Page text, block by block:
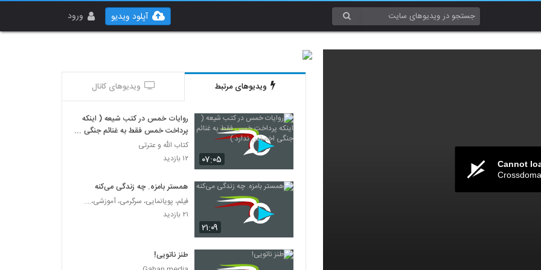
ورود آپلود ویدیو
Cannot
ویدیوهای مرتبط ویدیوهای کانال
۰۷:۰۵
روایات خمس در کتب شیعه ( اینکه
پرداخت خمس فقط به غنائم جنگی
اخصاص ندارد )
کتاب الله و عترتی
۱۲ بازدید
۲۱:۰۹
همستر بامزه. چه زندگی می‌کنه
فیلم، پویانمایی، سرگرمی، آموزشی،....
۲۱ بازدید
طنز ناتویی!